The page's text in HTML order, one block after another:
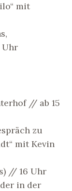
mit
Uhr
// ab 15
zu
mit Kevin
// 16 Uhr
in der